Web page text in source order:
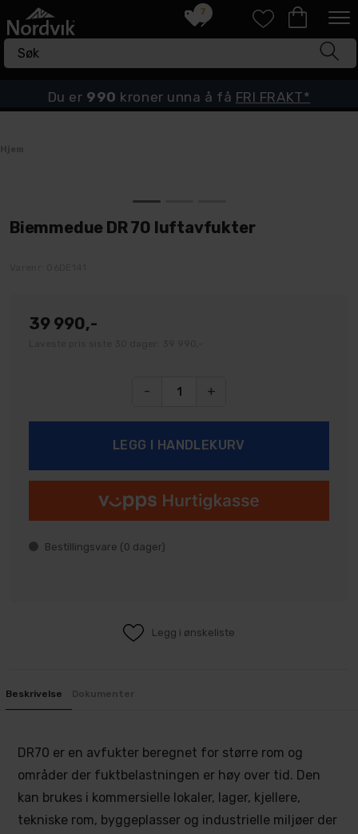
7
Du er 990 kroner unna å få FRI FRAKT*
Biemmedue DR 70 luftavfukter
39 990,-
- +
Bestillingsvare (0 dager)
Legg i ønskeliste
Beskrivelse Dokumenter
DR70 er en avfukter beregnet for større rom og
områder der fuktbelastningen er høy over tid. Den
kan brukes i kommersielle lokaler, lager, kjellere,
tekniske rom, byggeplasser og industrielle miljøer der